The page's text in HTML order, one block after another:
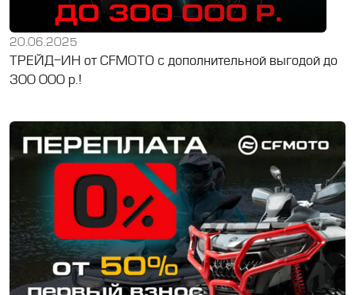
20.06.2025
ТРЕЙД-ИН от CFMOTO с дополнительной выгодой до
300 000 р.!